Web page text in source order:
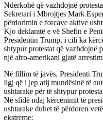
Ndërkohë që vazhdojnë
Sekretari i Mbrojtjes Mark
përdorimin e forcave aktive
Kjo deklaratë e vë Shefin e
Presidentin Trump, i cili ka
shtypur protestat që vazhdojnë
një afro-amerikani gjatë
Në fillim të javës, Presidenti
ligj që i jep atij mundësinë të
ushtarake për të shtypur
Në sfidë ndaj kërcënimit të
ushtarake duhet të përdoren
ekstreme: